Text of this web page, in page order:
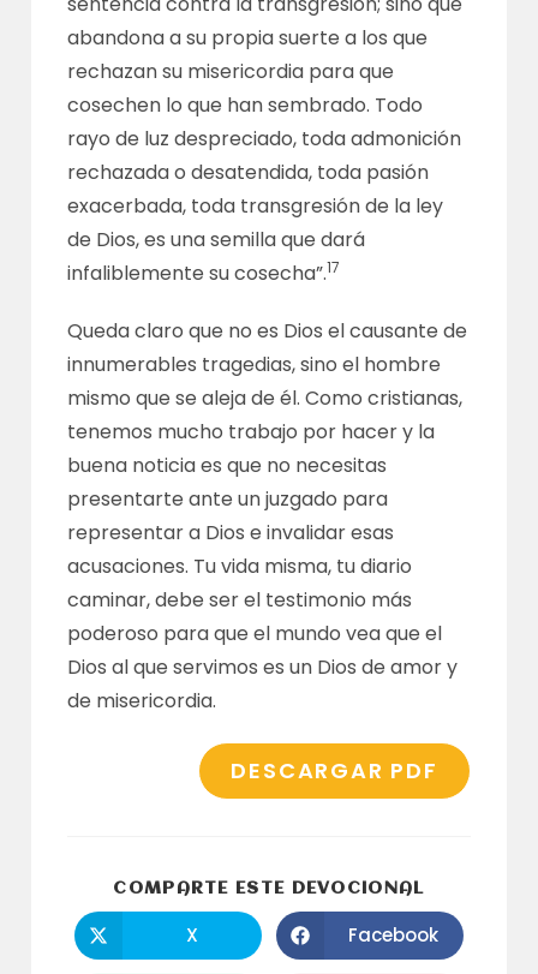
abandona a su propia suerte a los que
rechazan su misericordia para que
cosechen lo que han sembrado. Todo
rayo de luz despreciado, toda admonición
rechazada o desatendida, toda pasión
exacerbada, toda transgresión de la ley
de Dios, es una semilla que dará
infaliblemente su cosecha”.17
Queda claro que no es Dios el causante de
innumerables tragedias, sino el hombre
mismo que se aleja de él. Como cristianas,
tenemos mucho trabajo por hacer y la
buena noticia es que no necesitas
presentarte ante un juzgado para
representar a Dios e invalidar esas
acusaciones. Tu vida misma, tu diario
caminar, debe ser el testimonio más
poderoso para que el mundo vea que el
Dios al que servimos es un Dios de amor y
de misericordia.
DESCARGAR PDF
COMPARTE ESTE DEVOCIONAL
abre
X Se
abre
Facebook